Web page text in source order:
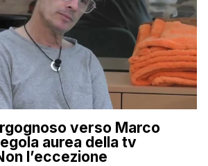
verso Marco
aurea della tv
l’eccezione